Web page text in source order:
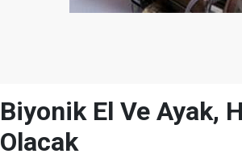
Biyonik El Ve Ayak,
Olacak